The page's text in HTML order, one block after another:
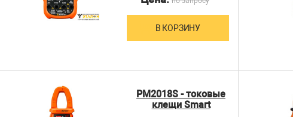
В КОРЗИНУ
PM2018S - токовые
клещи Smart